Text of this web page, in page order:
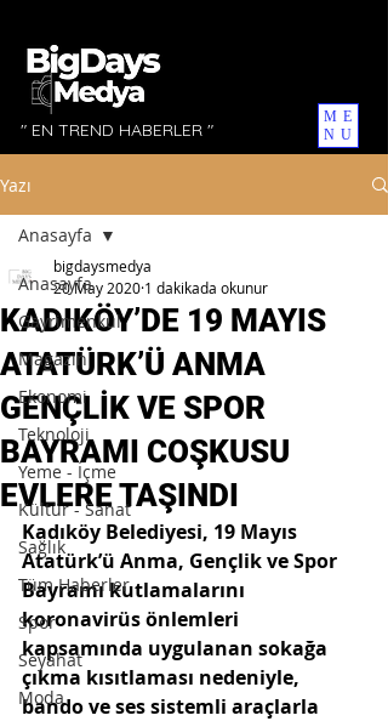
ME
NU
" EN TREND HABERLER "
Yazı
Anasayfa
Gayrimenkul
Magazin
Ekonomi
Teknoloji
Yeme - İçme
Kültür - Sanat
Sağlık
Tüm Haberler
Spor
Seyahat
Moda
Anasayfa
KADIKÖY’DE 19 MAYIS
ATATÜRK’Ü ANMA
GENÇLİK VE SPOR
BAYRAMI COŞKUSU
EVLERE TAŞINDI
bigdaysmedya
20 May 2020 1 dakikada okunur
Kadıköy Belediyesi, 19 Mayıs
Atatürk’ü Anma, Gençlik ve Spor
Bayramı kutlamalarını
koronavirüs önlemleri
kapsamında uygulanan sokağa
çıkma kısıtlaması nedeniyle,
bando ve ses sistemli araçlarla